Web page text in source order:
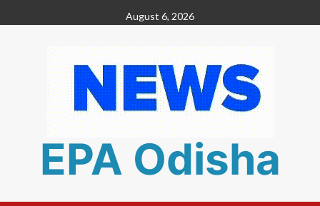
to
August 6, 2026
EPA Odisha